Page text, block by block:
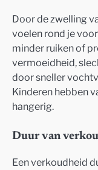
Door de zwelling
voelen rond je
minder ruiken of
vermoeidheid,
door sneller
Kinderen hebben
hangerig.
Duur van
Een verkoudheid